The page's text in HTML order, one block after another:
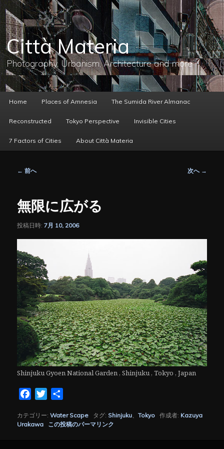
メ
イ
ン
コ
ン
テ
ン
へ
移
動
Città Materia
Photography, Urbanism, Architecture and more
ー
Home Places of Amnesia The Sumida River Almanac
Reconstructed Tokyo Perspective Invisible Cities
7 Factors of Cities About Città Materia
ビ
ゲ
ー
シ
← 前へ 次へ →
無限に広がる
投稿日時:7月 10, 2006
Shinjuku Gyoen National Garden , Shinjuku , Tokyo , Japan
FacebookTwitter
カテゴリー:Water Scape タグ: Shinjuku、Tokyo 作成者: Kazuya
Urakawa
この投稿のパーマリンク